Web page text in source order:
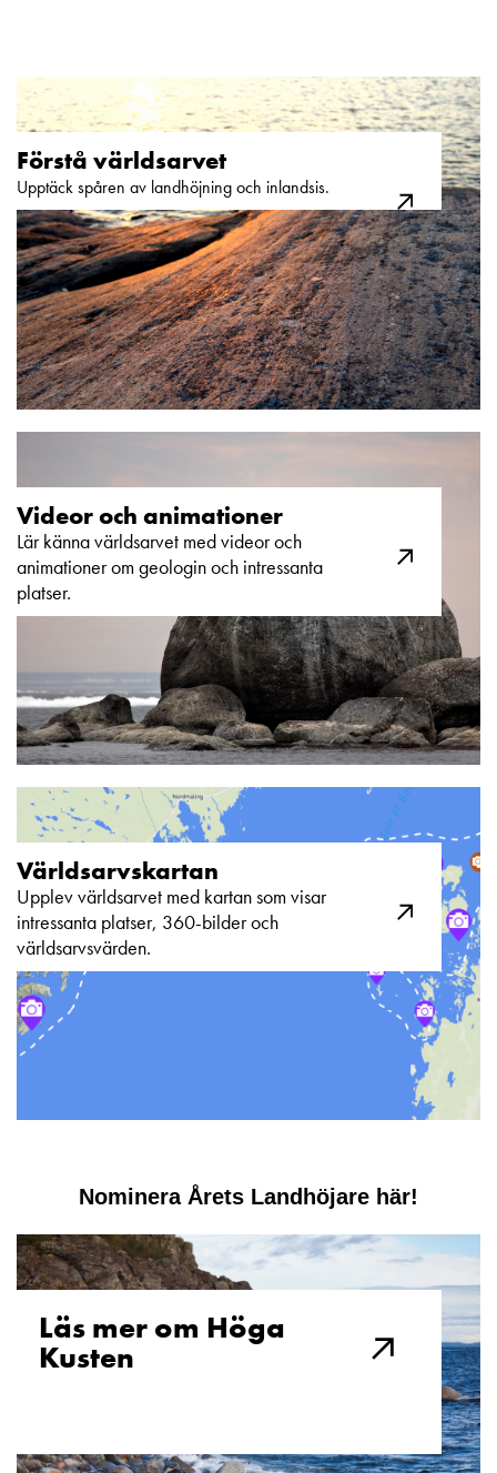
Förstå världsarvet​
Upptäck spåren av landhöjning och inlandsis.​
Videor och animationer​
Lär känna världsarvet med videor och
animationer om geologin och intressanta
platser.​
Världsarvskartan​
Upplev världsarvet med kartan som visar
intressanta platser, 360-bilder och
världsarvsvärden.​
Nominera Årets Landhöjare här!
Läs mer om Höga
Kusten​